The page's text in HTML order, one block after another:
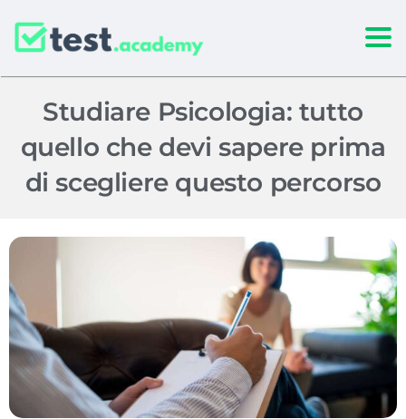
Studiare Psicologia: tutto
quello che devi sapere prima
di scegliere questo percorso